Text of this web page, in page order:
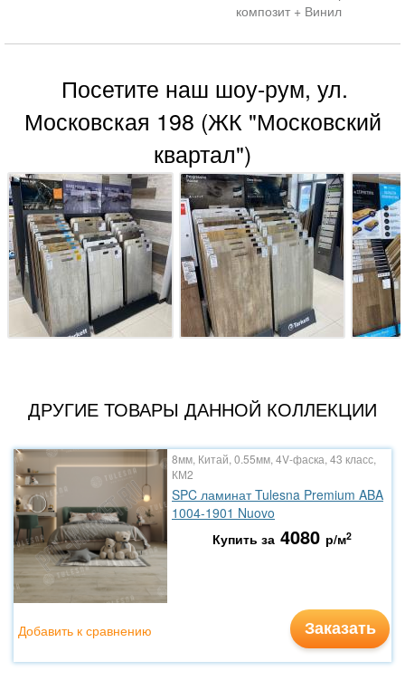
композит + Винил
Посетите наш шоу-рум, ул.
Московская 198 (ЖК "Московский
квартал")
ДРУГИЕ ТОВАРЫ ДАННОЙ КОЛЛЕКЦИИ
8мм, Китай, 0.55мм, 4V-фаска, 43 класс,
КМ2
SPC ламинат Tulesna Premium ABA
1004-1901 Nuovo
Купить за 4080 р/м2
Заказать
Добавить к сравнению